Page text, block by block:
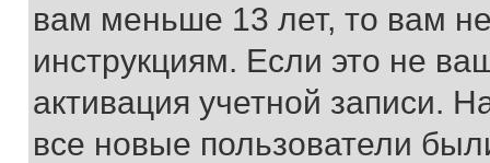
вам меньше 13 лет, то вам
инструкциям. Если это не
активация учетной записи.
все новые пользователи